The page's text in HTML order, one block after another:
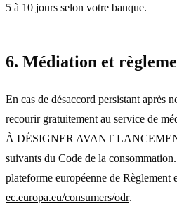
5 à 10 jours selon votre banque.
6. Médiation et
En cas de désaccord persistant après
recourir gratuitement au service de
À DÉSIGNER AVANT
suivants du Code de la
plateforme européenne de Règlement
ec.europa.eu/consumers/odr.